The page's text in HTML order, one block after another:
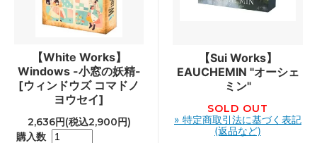
【White Works】
Windows -小窓の妖精-
[ウィンドウズ コマドノ
ヨウセイ]
2,636円(税込2,900円)
購入数
【Sui Works】
EAUCHEMIN "オーシェ
ミン"
SOLD OUT
» 特定商取引法に基づく表記
(返品など)